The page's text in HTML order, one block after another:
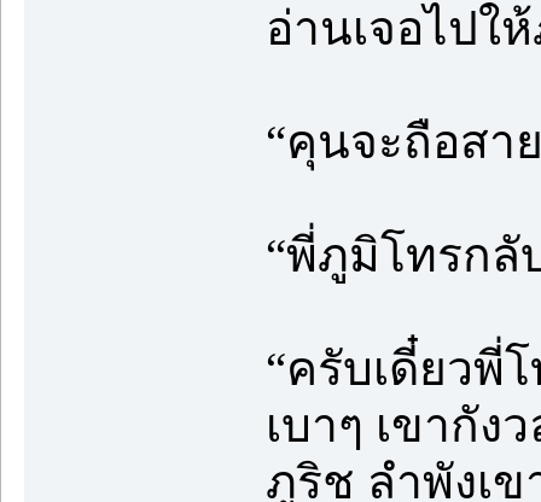
อ่านเจอไปใ
“คุนจะถือสา
“พี่ภูมิโทรกลั
“ครับเดี๋ยวพี่
เบาๆ เขากัง
ภูริช ลำพังเ